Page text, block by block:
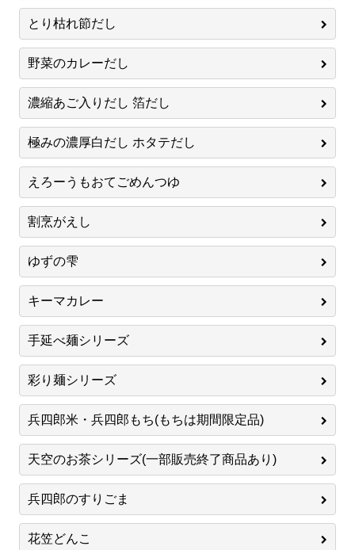
とり枯れ節だし
野菜のカレーだし
濃縮あご入りだし 箔だし
極みの濃厚白だし ホタテだし
えろーうもおてごめんつゆ
割烹がえし
ゆずの雫
キーマカレー
手延べ麺シリーズ
彩り麺シリーズ
兵四郎米・兵四郎もち(もちは期間限定品)
天空のお茶シリーズ(一部販売終了商品あり)
兵四郎のすりごま
花笠どんこ